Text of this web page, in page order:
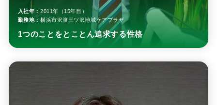
入社年： 2011年（15年目）
勤務地： 横浜市沢渡三ツ沢地域ケアプラザ
1つのことをとことん追求する性格